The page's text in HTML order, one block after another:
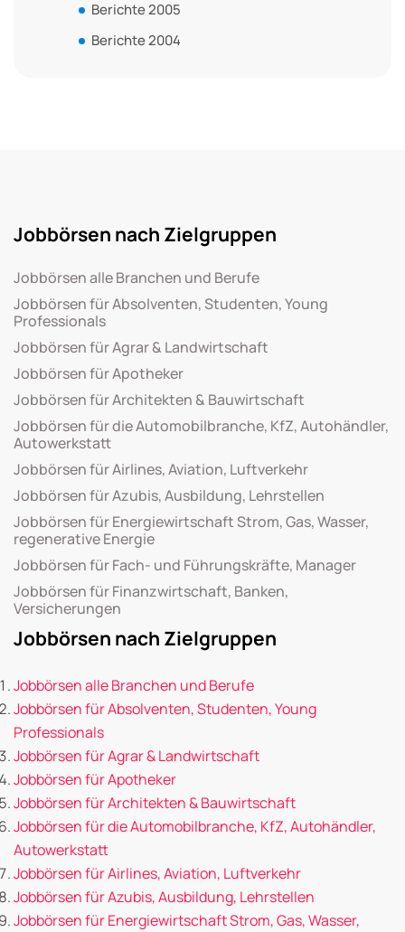
Berichte 2005
Berichte 2004
Jobbörsen nach Zielgruppen
Jobbörsen alle Branchen und Berufe
Jobbörsen für Absolventen, Studenten, Young
Professionals
Jobbörsen für Agrar & Landwirtschaft
Jobbörsen für Apotheker
Jobbörsen für Architekten & Bauwirtschaft
Jobbörsen für die Automobilbranche, KfZ, Autohändler,
Autowerkstatt
Jobbörsen für Airlines, Aviation, Luftverkehr
Jobbörsen für Azubis, Ausbildung, Lehrstellen
Jobbörsen für Energiewirtschaft Strom, Gas, Wasser,
regenerative Energie
Jobbörsen für Fach- und Führungskräfte, Manager
Jobbörsen für Finanzwirtschaft, Banken,
Versicherungen
Jobbörsen nach Zielgruppen
Jobbörsen alle Branchen und Berufe
Jobbörsen für Absolventen, Studenten, Young
Professionals
Jobbörsen für Agrar & Landwirtschaft
Jobbörsen für Apotheker
Jobbörsen für Architekten & Bauwirtschaft
Jobbörsen für die Automobilbranche, KfZ, Autohändler,
Autowerkstatt
Jobbörsen für Airlines, Aviation, Luftverkehr
Jobbörsen für Azubis, Ausbildung, Lehrstellen
Jobbörsen für Energiewirtschaft Strom, Gas, Wasser,